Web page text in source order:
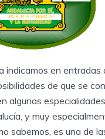
indicamos en entradas
de que se
algunas
y muy
sabemos, es una de